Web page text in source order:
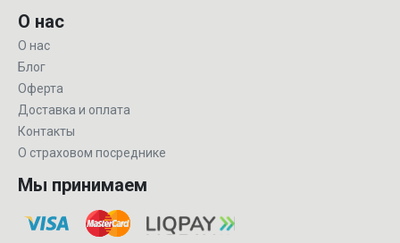
О нас
О нас
Блог
Оферта
Доставка и оплата
Контакты
О страховом посреднике
Мы принимаем